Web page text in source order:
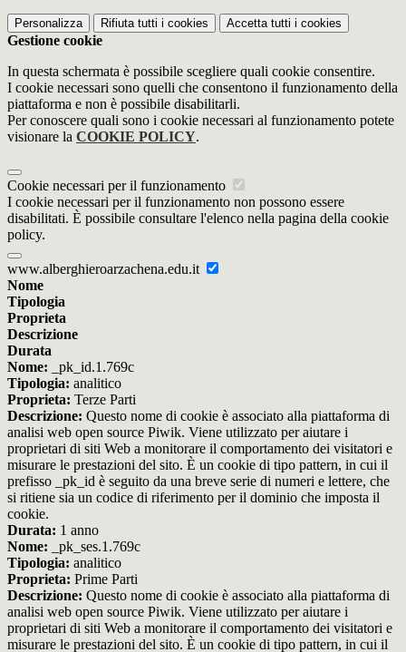
Personalizza Rifiuta tutti i cookies Accetta tutti i cookies
Gestione cookie
In questa schermata è possibile scegliere quali cookie consentire.
I cookie necessari sono quelli che consentono il funzionamento della
piattaforma e non è possibile disabilitarli.
Per conoscere quali sono i cookie necessari al funzionamento potete
visionare la COOKIE POLICY.
Cookie necessari per il funzionamento
I cookie necessari per il funzionamento non possono essere
disabilitati. È possibile consultare l'elenco nella pagina della cookie
policy.
www.alberghieroarzachena.edu.it
Nome
Tipologia
Proprieta
Descrizione
Durata
Nome: _pk_id.1.769c
Tipologia: analitico
Proprieta: Terze Parti
Descrizione: Questo nome di cookie è associato alla piattaforma di
analisi web open source Piwik. Viene utilizzato per aiutare i
proprietari di siti Web a monitorare il comportamento dei visitatori e
misurare le prestazioni del sito. È un cookie di tipo pattern, in cui il
prefisso _pk_id è seguito da una breve serie di numeri e lettere, che
si ritiene sia un codice di riferimento per il dominio che imposta il
cookie.
Durata: 1 anno
Nome: _pk_ses.1.769c
Tipologia: analitico
Proprieta: Prime Parti
Descrizione: Questo nome di cookie è associato alla piattaforma di
analisi web open source Piwik. Viene utilizzato per aiutare i
proprietari di siti Web a monitorare il comportamento dei visitatori e
misurare le prestazioni del sito. È un cookie di tipo pattern, in cui il